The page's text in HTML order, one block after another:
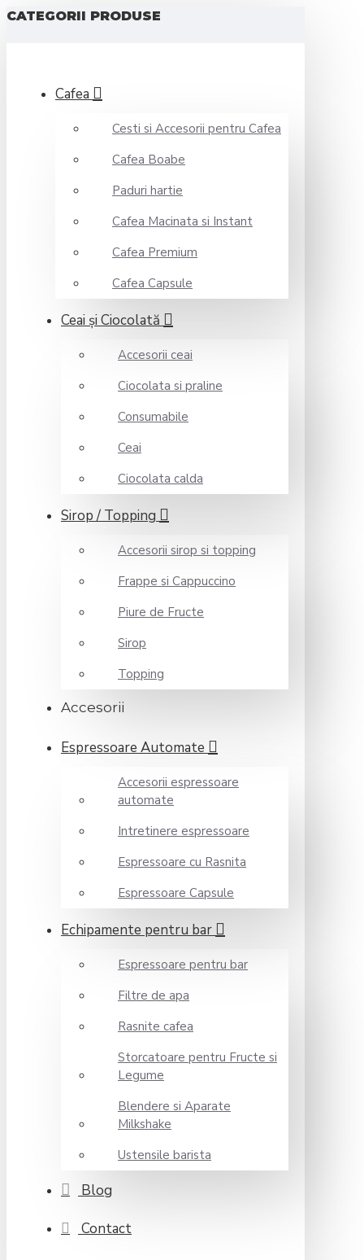
CATEGORII PRODUSE
Cafea
Cesti si Accesorii pentru Cafea
Cafea Boabe
Paduri hartie
Cafea Macinata si Instant
Cafea Premium
Cafea Capsule
Ceai şi Ciocolată
Accesorii ceai
Ciocolata si praline
Consumabile
Ceai
Ciocolata calda
Sirop / Topping
Accesorii sirop si topping
Frappe si Cappuccino
Piure de Fructe
Sirop
Topping
Accesorii
Espressoare Automate
Accesorii espressoare
automate
Intretinere espressoare
Espressoare cu Rasnita
Espressoare Capsule
Echipamente pentru bar
Espressoare pentru bar
Filtre de apa
Rasnite cafea
Storcatoare pentru Fructe si
Legume
Blendere si Aparate
Milkshake
Ustensile barista
Blog
Contact